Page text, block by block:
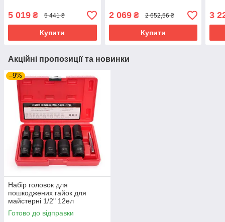
5 019 ₴ 5 441 ₴
Купити
2 069₴ 2 652,56 ₴
Купити
3
Акційні пропозиції та новинки
–9%
Набір головок для
пошкоджених гайок для
майстерні 1/2" 12ел
Kraft&Dele KD11792 набір
головок
Готово до відправки